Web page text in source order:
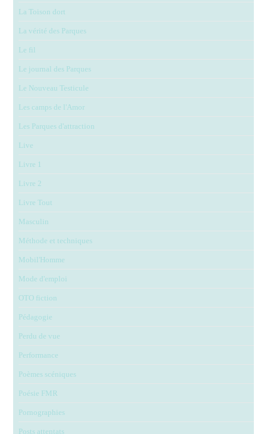
La Toison dort
La vérité des Parques
Le fil
Le journal des Parques
Le Nouveau Testicule
Les camps de l'Amor
Les Parques d'attraction
Live
Livre 1
Livre 2
Livre Tout
Masculin
Méthode et techniques
Mobil'Homme
Mode d'emploi
OTO fiction
Pédagogie
Perdu de vue
Performance
Poèmes scéniques
Poésie FMR
Pornographies
Posts attentats